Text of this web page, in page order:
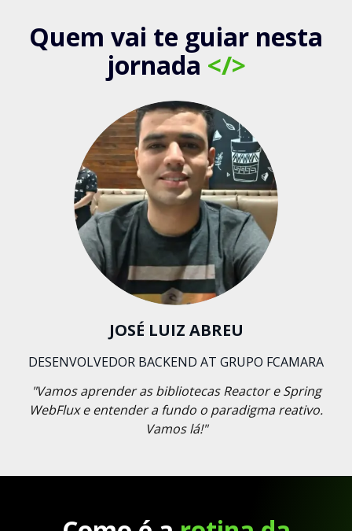
Quem vai te guiar nesta
jornada </>
JOSÉ LUIZ ABREU
DESENVOLVEDOR BACKEND AT GRUPO FCAMARA
"Vamos aprender as bibliotecas Reactor e Spring
WebFlux e entender a fundo o paradigma reativo.
Vamos lá!"